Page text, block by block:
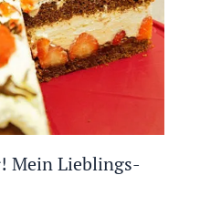
Mein Lieblings-